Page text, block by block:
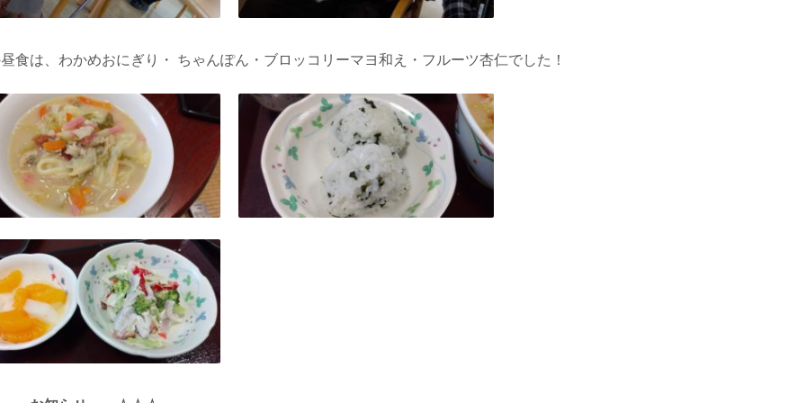
食は、わかめおにぎり・ ちゃんぽん・ブロッコリーマヨ和え・フルーツ杏仁でした！